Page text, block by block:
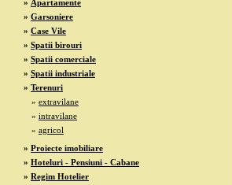
» Apartamente
» Garsoniere
» Case Vile
» Spatii birouri
» Spatii comerciale
» Spatii industriale
» Terenuri
» extravilane
» intravilane
» agricol
» Proiecte imobiliare
» Hoteluri - Pensiuni - Cabane
» Regim Hotelier